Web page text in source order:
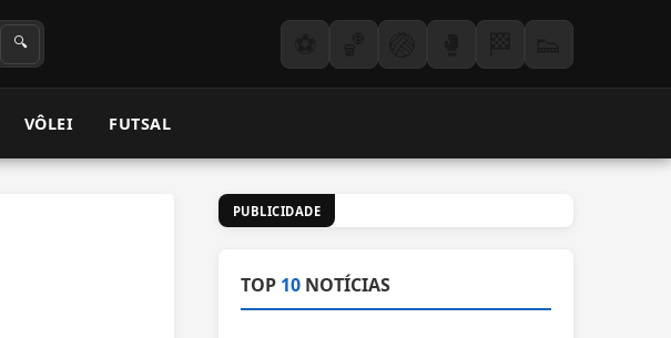
🔍
VÔLEI FUTSAL
PUBLICIDADE
TOP 10 NOTÍCIAS